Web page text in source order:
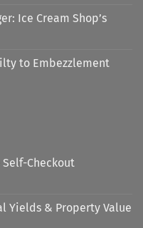
Ice Cream Shop’s
to Embezzlement
Checkout
Yields & Property Value